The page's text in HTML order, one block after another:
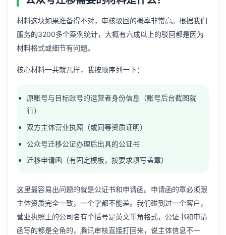
材料这块如果准备得不对，审核驳回的概率非常高。根据我们
服务的3200多个案例统计，大概有六成以上的驳回都是因为
材料格式或细节有问题。
核心材料一共就几样，我按顺序列一下：
原账号与目标账号的运营者身份信息（账号后台截图就
行）
双方主体营业执照（或同等资质证明）
公众号迁移公证办理后出具的公证书
迁移申请函（有固定模板，按要求填写盖章）
这里最容易出问题的就是公证书和申请函。申请函的章必须跟
主体资质完全一致，一个字都不能差。我们碰到过一个客户，
营业执照上的公司名有个括号是英文半角格式，公证书和申请
函写的都是全角的，腾讯审核直接打回来，说主体信息不一